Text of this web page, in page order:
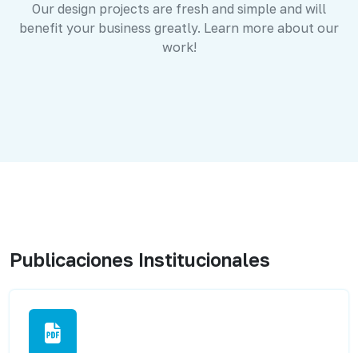
Our design projects are fresh and simple and will
benefit your business greatly. Learn more about our
work!
Publicaciones Institucionales